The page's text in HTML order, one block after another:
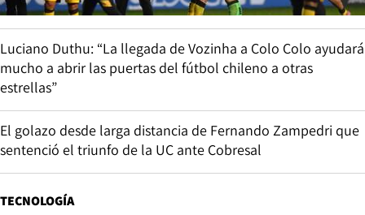
Luciano Duthu: “La llegada de Vozinha a Colo Colo ayudará
mucho a abrir las puertas del fútbol chileno a otras
estrellas”
El golazo desde larga distancia de Fernando Zampedri que
sentenció el triunfo de la UC ante Cobresal
TECNOLOGÍA